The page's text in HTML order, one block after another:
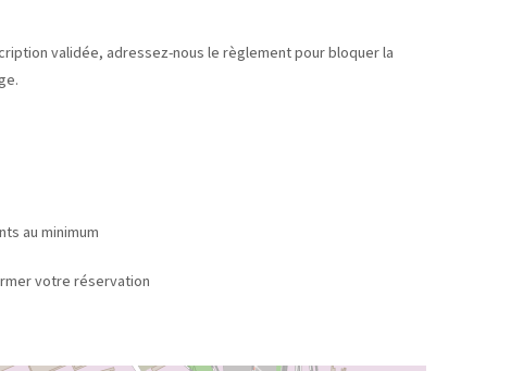
validée, adressez-nous le règlement pour bloquer la
au minimum
réservation